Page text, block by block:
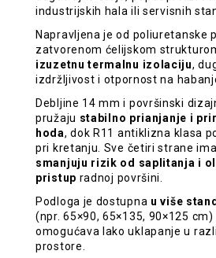
industrijskih hala ili servisnih
Napravljena je od poliuretanske
zatvorenom ćelijskom
izuzetnu termalnu izolaciju,
izdržljivost i otpornost na
Debljine 14 mm i površinski
pružaju stabilno prianjanje i
hoda, dok R11 antiklizna klasa
pri kretanju. Sve četiri strane
smanjuju rizik od saplitanja i
pristup radnoj površini.
Podloga je dostupna u više
(npr. 65×90, 65×135, 90×125
omogućava lako uklapanje u
prostore.